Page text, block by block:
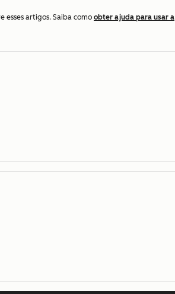
esses artigos. Saiba como obter ajuda para usar a